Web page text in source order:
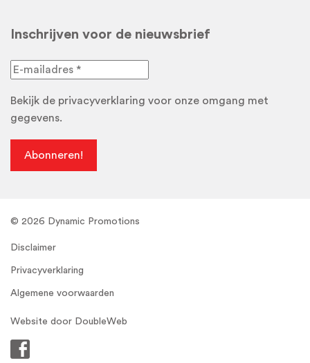
Inschrijven voor de nieuwsbrief
Bekijk de privacyverklaring voor onze omgang met
gegevens.
© 2026 Dynamic Promotions
Disclaimer
Privacyverklaring
Algemene voorwaarden
Website door DoubleWeb